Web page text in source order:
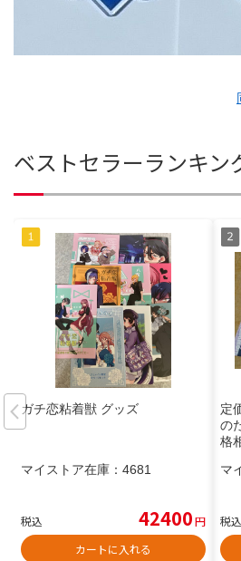
ベストセラーランキン
ガチ恋粘着獣 グッズ
マイストア在庫： 4681
税込 42400円
カートに入れる
定
の
格
マ
税込